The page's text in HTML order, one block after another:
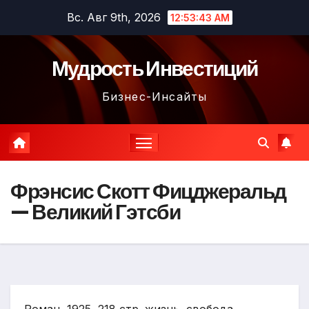
содержимому
Вс. Авг 9th, 2026 12:53:45 AM
Мудрость Инвестиций
Бизнес-Инсайты
Фрэнсис Скотт Фицджеральд
— Великий Гэтсби